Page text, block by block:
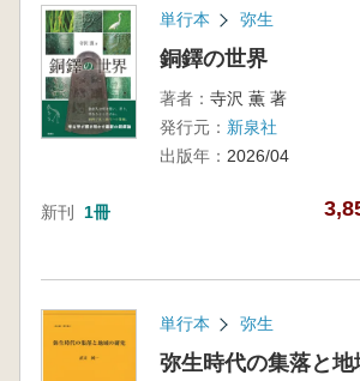
単行本 弥生
銅鐸の世界
著者： 寺沢 薫 著
発行元： 新泉社
出版年： 2026/04
新刊 1冊
単行本 弥生
弥生時代の集落と